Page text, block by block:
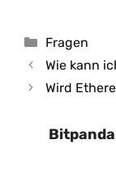
Kategorien
Fragen
Wie kann
Wird